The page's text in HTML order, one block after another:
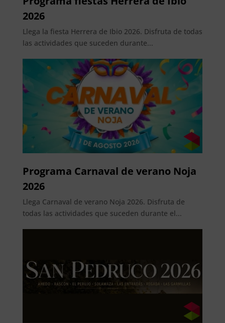
2026
Llega la fiesta Herrera de Ibio 2026. Disfruta de todas
las actividades que suceden durante...
Programa Carnaval de verano Noja
2026
Llega Carnaval de verano Noja 2026. Disfruta de
todas las actividades que suceden durante el...